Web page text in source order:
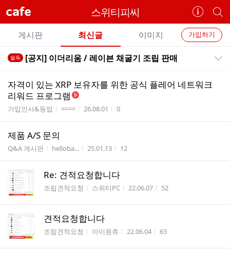
cafe 스위티피씨
카
페
정
보
개
별
카
페
검
카
페
메
뉴
가입하기
게시판 최신글 이미지
전
글
필독 [공지] 이더리움 / 레이븐 채굴기 조립 판매
자격이 있는 XRP 보유자를 위한 공식 플레어 네트워크
리워드 프로그램
게시판명
가입인사&등업 작성자
==== 작성시간
26.08.01 조회수
0
제품 A/S 문의
게시판명
Q&A 게시판 작성자
helloba... 작성시간
25.01.13 조회수
12
Re: 견적요청합니다
게시판명
조립견적요청 작성자
스위티PC 작성시간
22.06.07 조회수
52
견적요청합니다
게시판명
조립견적요청 작성자
아이원츄 작성시간
22.06.04 조회수
63